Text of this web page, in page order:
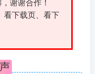
谢谢合作！
看下载页、看下